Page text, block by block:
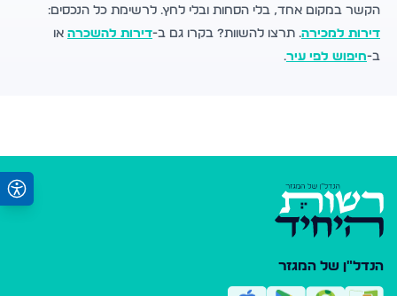
הקשר במקום אחד, בלי הסחות ובלי לחץ. לרשימת כל הנכסים:
דירות למכירה. תרצו להשוות? בקרו גם ב-דירות להשכרה או
ב-חיפוש לפי עיר.
הנדל"ן של המגזר